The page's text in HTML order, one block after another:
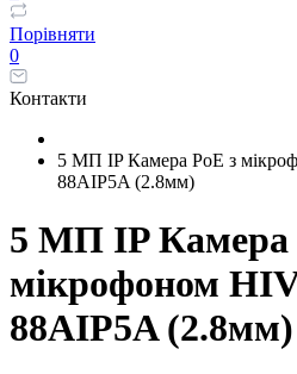
Порівняти
0
Контакти
5 МП IP Камера PoE з
88AIP5A (2.8мм)
5 МП IP Камера
мікрофоном
88AIP5A (2.8мм)